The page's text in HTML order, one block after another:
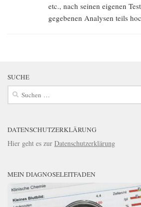
etc., nach seinen eigenen
gegebenen Analysen teils
SUCHE
Suchen
nach:
DATENSCHUTZERKLÄRUNG
Hier geht es zur Datenschutzerklärung
MEIN DIAGNOSELEITFADEN